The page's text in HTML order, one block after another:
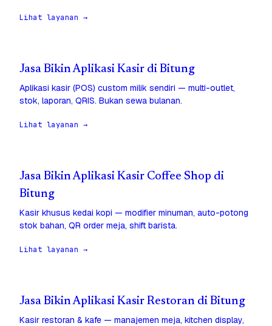
Lihat layanan →
Jasa Bikin Aplikasi Kasir di Bitung
Aplikasi kasir (POS) custom milik sendiri — multi-outlet,
stok, laporan, QRIS. Bukan sewa bulanan.
Lihat layanan →
Jasa Bikin Aplikasi Kasir Coffee Shop di
Bitung
Kasir khusus kedai kopi — modifier minuman, auto-potong
stok bahan, QR order meja, shift barista.
Lihat layanan →
Jasa Bikin Aplikasi Kasir Restoran di Bitung
Kasir restoran & kafe — manajemen meja, kitchen display,